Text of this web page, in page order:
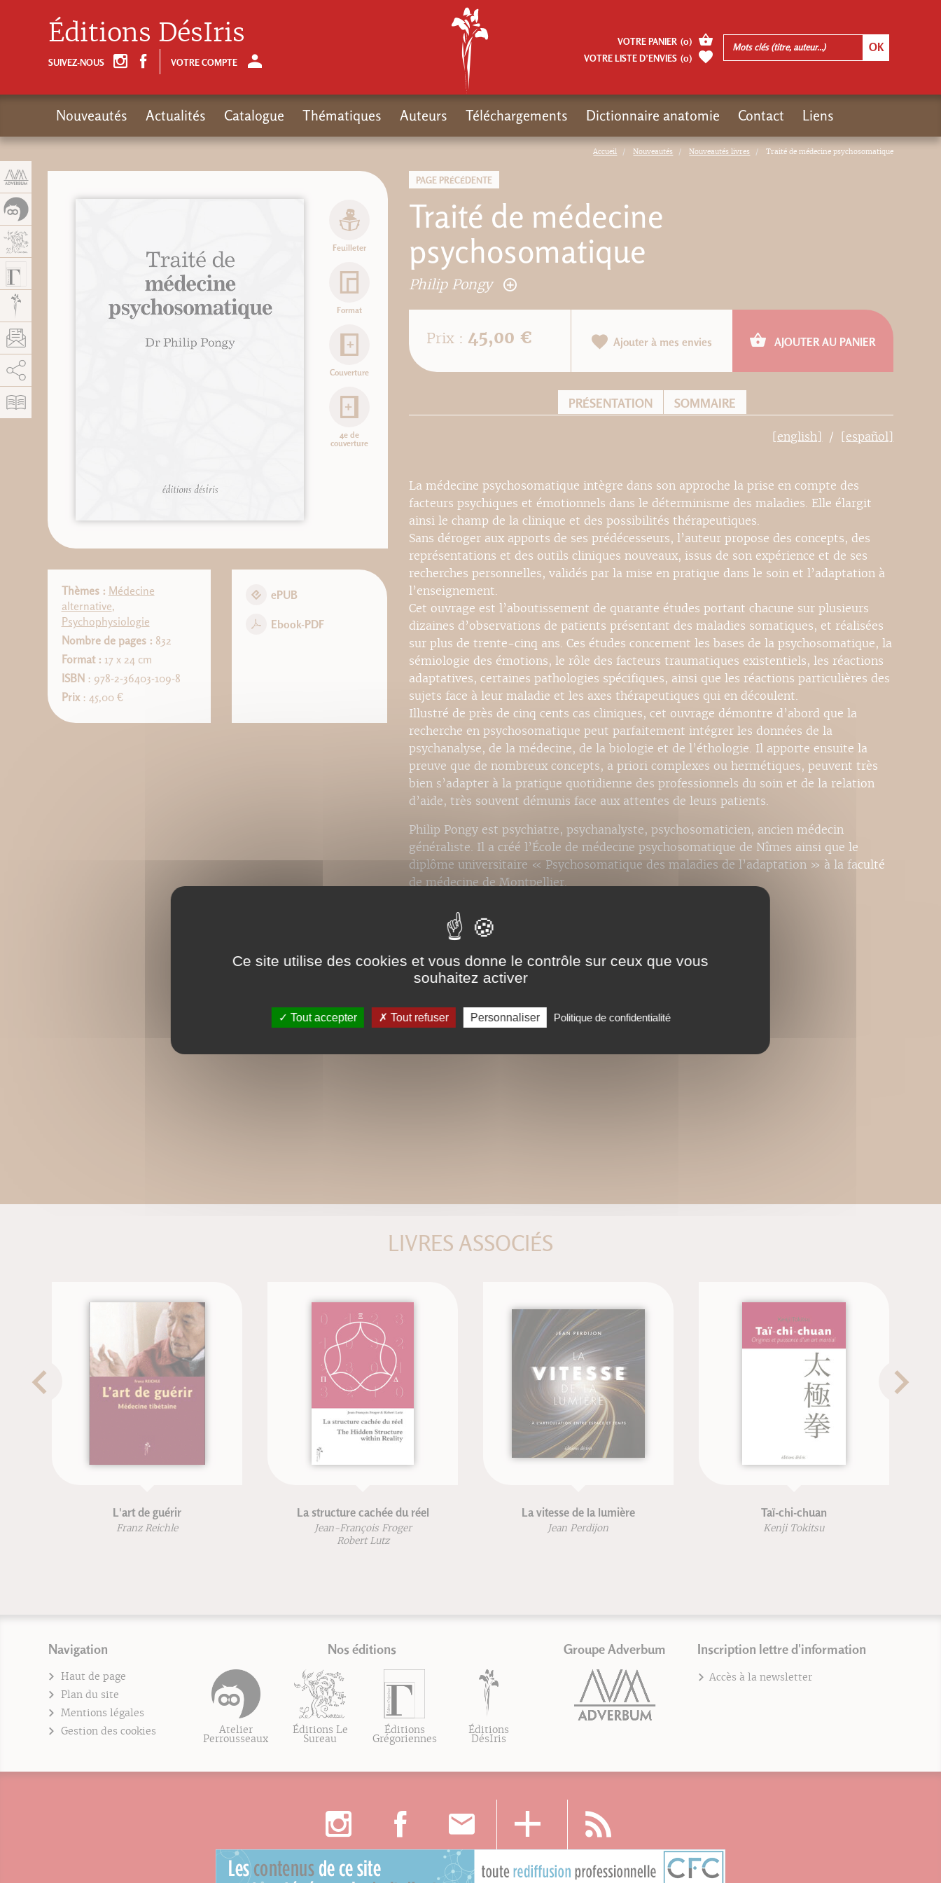
Accueil Nouveautés Nouveautés livres Traité de médecine psychosomatique
PAGE PRÉCÉDENTE
Traité de médecine
psychosomatique
Philip Pongy
Feuilleter
Format
Couverture
4e de
couverture
Thèmes : Médecine
alternative,
Psychophysiologie
Nombre de pages : 832
Format : 17 x 24 cm
ISBN : 978-2-36403-109-8
Prix: 45,00 €
ePUB
Ebook-PDF
Prix : 45,00 € Ajouter à mes envies AJOUTER AU PANIER
PRÉSENTATION SOMMAIRE
[english] [español]
La médecine psychosomatique intègre dans son approche la prise en compte des
facteurs psychiques et émotionnels dans le déterminisme des maladies. Elle élargit
ainsi le champ de la clinique et des possibilités thérapeutiques.
Sans déroger aux apports de ses prédécesseurs, l’auteur propose des concepts, des
représentations et des outils cliniques nouveaux, issus de son expérience et de ses
recherches personnelles, validés par la mise en pratique dans le soin et l’adaptation à
l’enseignement.
Cet ouvrage est l’aboutissement de quarante études portant chacune sur plusieurs
dizaines d’observations de patients présentant des maladies somatiques, et réalisées
sur plus de trente-cinq ans. Ces études concernent les bases de la psychosomatique, la
sémiologie des émotions, le rôle des facteurs traumatiques existentiels, les réactions
adaptatives, certaines pathologies spécifiques, ainsi que les réactions particulières des
sujets face à leur maladie et les axes thérapeutiques qui en découlent.
Illustré de près de cinq cents cas cliniques, cet ouvrage démontre d’abord que la
recherche en psychosomatique peut parfaitement intégrer les données de la
psychanalyse, de la médecine, de la biologie et de l’éthologie. Il apporte ensuite la
preuve que de nombreux concepts, a priori complexes ou hermétiques, peuvent très
bien s’adapter à la pratique quotidienne des professionnels du soin et de la relation
d’aide, très souvent démunis face aux attentes de leurs patients.
Philip Pongy est psychiatre, psychanalyste, psychosomaticien, ancien médecin
généraliste. Il a créé l’École de médecine psychosomatique de Nîmes ainsi que le
diplôme universitaire « Psychosomatique des maladies de l’adaptation » à la faculté
de médecine de Montpellier.
LIVRES ASSOCIÉS
L'art de guérir La structure cachée du réel
Jean-François Froger
La vitesse de la lumière
Navigation
Haut de page
Plan du site
Mentions légales
Gestion des cookies
Nos éditions
Atelier
Perrousseaux
Éditions Le
Sureau
Éditions
Grégoriennes
Éditions
DésIris
Groupe Adverbum Inscription lettre d'information
Accès à la newsletter
Éditions DésIris
SUIVEZ-NOUS VOTRE COMPTE
VOTRE PANIER (0)
VOTRE LISTE D’ENVIES (0)
Nouveautés Actualités Catalogue Thématiques Auteurs Téléchargements Dictionnaire anatomie Contact Liens
Ce site utilise des cookies et vous donne le contrôle sur ceux que vous
souhaitez activer
Tout accepter Tout refuser Personnaliser Politique de confidentialité